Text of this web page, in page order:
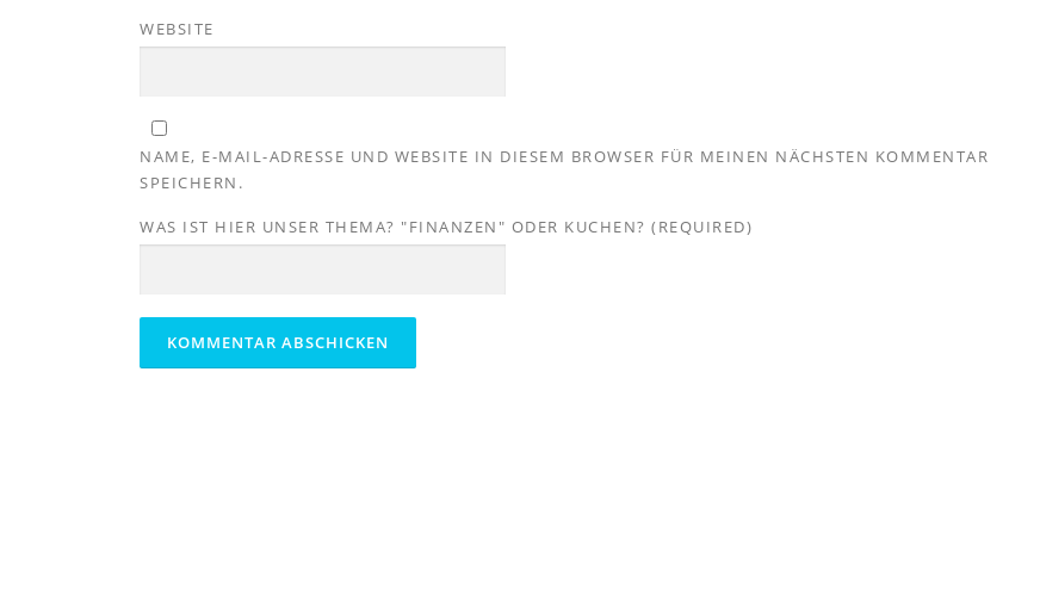
WEBSITE
NAME, E-MAIL-ADRESSE UND WEBSITE IN DIESEM BROWSER FÜR MEINEN NÄCHSTEN KOMMENTAR
SPEICHERN.
WAS IST HIER UNSER THEMA? "FINANZEN" ODER KUCHEN? (REQUIRED)